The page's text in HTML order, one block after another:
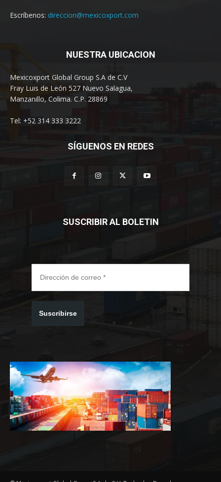
Escríbenos: direccion@mexicoxport.com
NUESTRA UBICACION
Mexicoxport Global Group S.A de C.V
Fray Luis de León 527 Nuevo Salagua,
Manzanillo, Colima. C.P. 28869
Tel: +52 314 333 3222
SÍGUENOS EN REDES
SUSCRIBIR AL BOLETIN
Suscribirse